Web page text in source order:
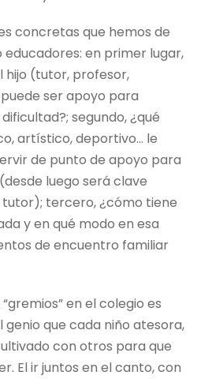
concretas que hemos de
en primer lugar,
hijo (tutor, profesor,
ser apoyo para
segundo, ¿qué
artístico, deportivo… le
de punto de apoyo para
luego será clave
tercero, ¿cómo tiene
y en qué modo en esa
de encuentro familiar
en el colegio es
que cada niño atesora,
con otros para que
El ir juntos en el canto, con